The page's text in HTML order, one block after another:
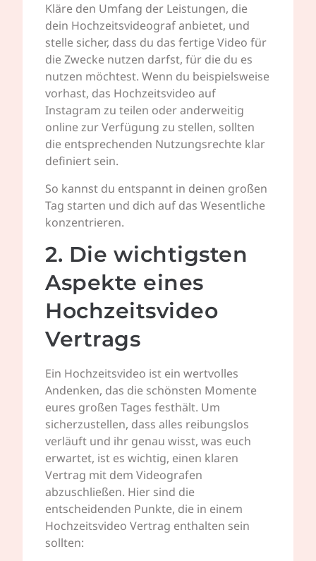
Kläre den Umfang der Leistungen, die
dein Hochzeitsvideograf anbietet, und
stelle sicher, dass du das fertige Video für
die Zwecke nutzen darfst, für die du es
nutzen möchtest. Wenn du beispielsweise
vorhast, das Hochzeitsvideo auf
Instagram zu teilen oder anderweitig
online zur Verfügung zu stellen, sollten
die entsprechenden Nutzungsrechte klar
definiert sein.
So kannst du entspannt in deinen großen
Tag starten und dich auf das Wesentliche
konzentrieren.
2. Die wichtigsten
Aspekte eines
Hochzeitsvideo
Vertrags
Ein Hochzeitsvideo ist ein wertvolles
Andenken, das die schönsten Momente
eures großen Tages festhält. Um
sicherzustellen, dass alles reibungslos
verläuft und ihr genau wisst, was euch
erwartet, ist es wichtig, einen klaren
Vertrag mit dem Videografen
abzuschließen. Hier sind die
entscheidenden Punkte, die in einem
Hochzeitsvideo Vertrag enthalten sein
sollten: